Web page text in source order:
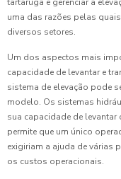
uma das razões pelas
diversos setores.
Um dos aspectos mais
capacidade de levantar e
sistema de elevação pode
modelo. Os sistemas
sua capacidade de
permite que um único
exigiriam a ajuda de várias
os custos operacionais.